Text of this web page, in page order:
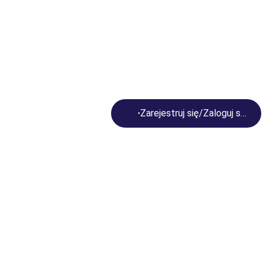
Loading...
Zarejestruj się/Zaloguj się